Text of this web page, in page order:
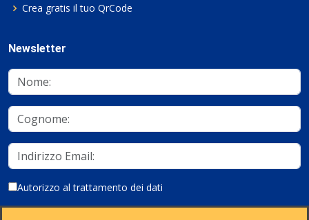
Crea gratis il tuo QrCode
Newsletter
Autorizzo al trattamento dei dati